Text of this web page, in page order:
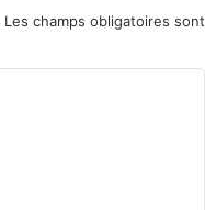
Les champs obligatoires sont